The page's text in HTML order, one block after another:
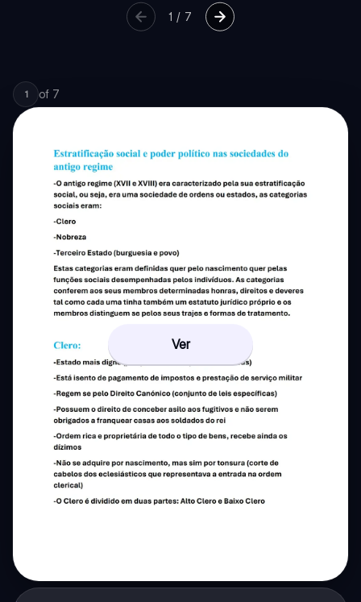
1 / 7
1 of 7
Ver